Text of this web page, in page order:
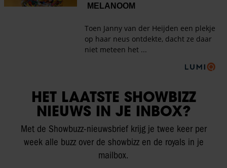
HET LAATSTE SHOWBIZZ
NIEUWS IN JE INBOX?
Met de Showbuzz-nieuwsbrief krijg je twee keer per
week alle buzz over de showbizz en de royals in je
mailbox.